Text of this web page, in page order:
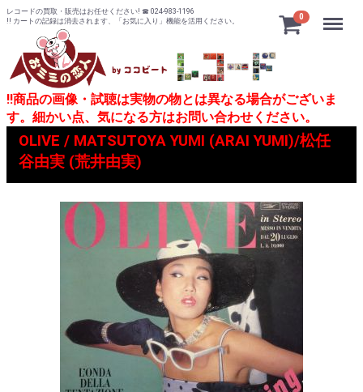
レコードの買取・販売はお任せください! ☎ 024-983-1196
!! カートの記録は消去されます、「お気に入り」機能を活用ください。
0 Menu
!!商品の画像・試聴は実物の物とは異なる場合がございま
す。細かい点、気になる方はお問い合わせください。
OLIVE / MATSUTOYA YUMI (ARAI YUMI)/松任
谷由実 (荒井由実)